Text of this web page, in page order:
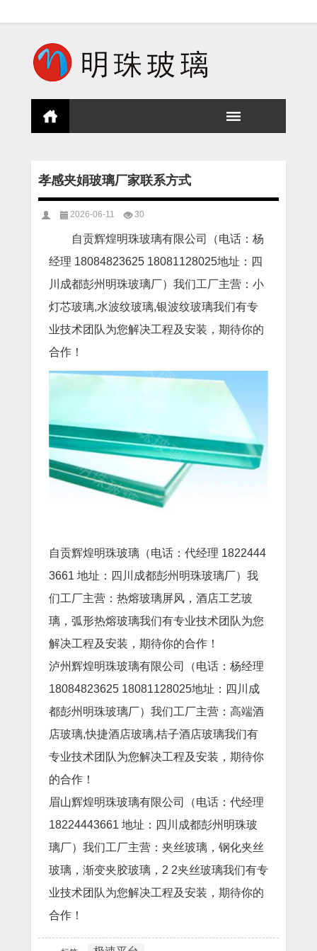
孝感夹娟玻璃厂家联系方式
2026-06-11 30
自贡辉煌明珠玻璃有限公司（电话：杨
经理 18084823625 18081128025地址：四
川成都彭州明珠玻璃厂）我们工厂主营：小
灯芯玻璃,水波纹玻璃,银波纹玻璃我们有专
业技术团队为您解决工程及安装，期待你的
合作！
自贡辉煌明珠玻璃（电话：代经理 1822444
3661 地址：四川成都彭州明珠玻璃厂）我
们工厂主营：热熔玻璃屏风，酒店工艺玻
璃，弧形热熔玻璃我们有专业技术团队为您
解决工程及安装，期待你的合作！
泸州辉煌明珠玻璃有限公司（电话：杨经理
18084823625 18081128025地址：四川成
都彭州明珠玻璃厂）我们工厂主营：高端酒
店玻璃,快捷酒店玻璃,桔子酒店玻璃我们有
专业技术团队为您解决工程及安装，期待你
的合作！
眉山辉煌明珠玻璃有限公司（电话：代经理
18224443661 地址：四川成都彭州明珠玻
璃厂）我们工厂主营：夹丝玻璃，钢化夹丝
玻璃，渐变夹胶玻璃，2 2夹丝玻璃我们有专
业技术团队为您解决工程及安装，期待你的
合作！